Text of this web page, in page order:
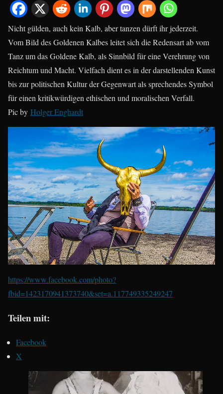
Nicht gülden, auch kein Kalb, aber tanzen dürft ihr jederzeit.
Vom Bild des Goldenen Kalbes leitet sich die Redensart ab vom
Tanz um das Goldene Kalb, als Sinnbild für eine Verehrung von
Reichtum und Macht. Vielfach dient es in der darstellenden Kunst
bis zur politischen Kultur der Gegenwart als sprechendes Symbol
für einen kritikwürdigen ethischen und moralischen Verfall.
Pic by Holger Enghardt
https://www.facebook.com/photo?
fbid=1423170941373740&set=a.117749335249247
Teilen mit:
Facebook
X